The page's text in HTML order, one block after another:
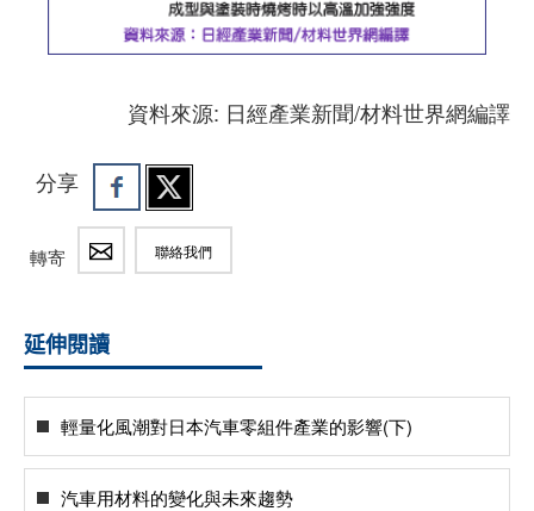
資料來源: 日經產業新聞/材料世界網編譯
分享
轉寄 聯絡我們
延伸閱讀
輕量化風潮對日本汽車零組件產業的影響(下)
汽車用材料的變化與未來趨勢